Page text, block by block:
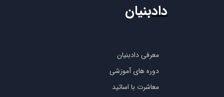
معرفی دادبنیان
دوره های آموزشی
معاشرت با اساتید
دادبنیان